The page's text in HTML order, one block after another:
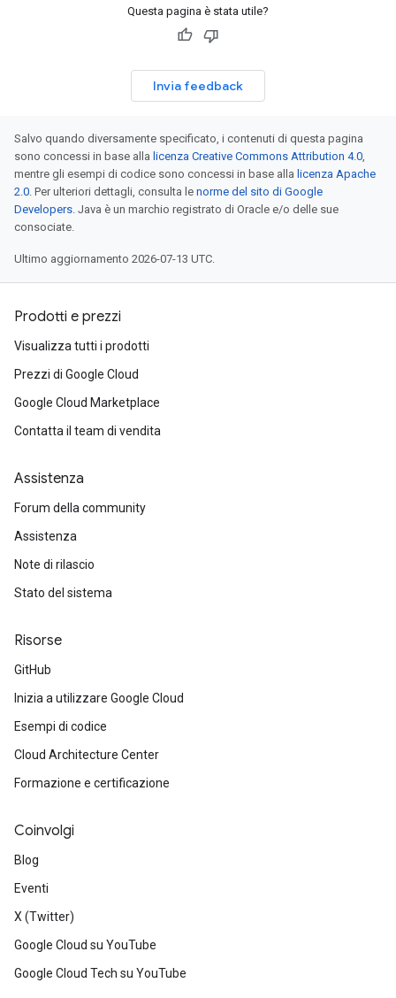
Questa pagina è stata utile?
Invia feedback
Salvo quando diversamente specificato, i contenuti di questa pagina
sono concessi in base alla licenza Creative Commons Attribution 4.0,
mentre gli esempi di codice sono concessi in base alla licenza Apache
2.0. Per ulteriori dettagli, consulta le norme del sito di Google
Developers. Java è un marchio registrato di Oracle e/o delle sue
consociate.
Ultimo aggiornamento 2026-07-13 UTC.
Prodotti e prezzi
Visualizza tutti i prodotti
Prezzi di Google Cloud
Google Cloud Marketplace
Contatta il team di vendita
Assistenza
Forum della community
Assistenza
Note di rilascio
Stato del sistema
Risorse
GitHub
Inizia a utilizzare Google Cloud
Esempi di codice
Cloud Architecture Center
Formazione e certificazione
Coinvolgi
Blog
Eventi
X (Twitter)
Google Cloud su YouTube
Google Cloud Tech su YouTube